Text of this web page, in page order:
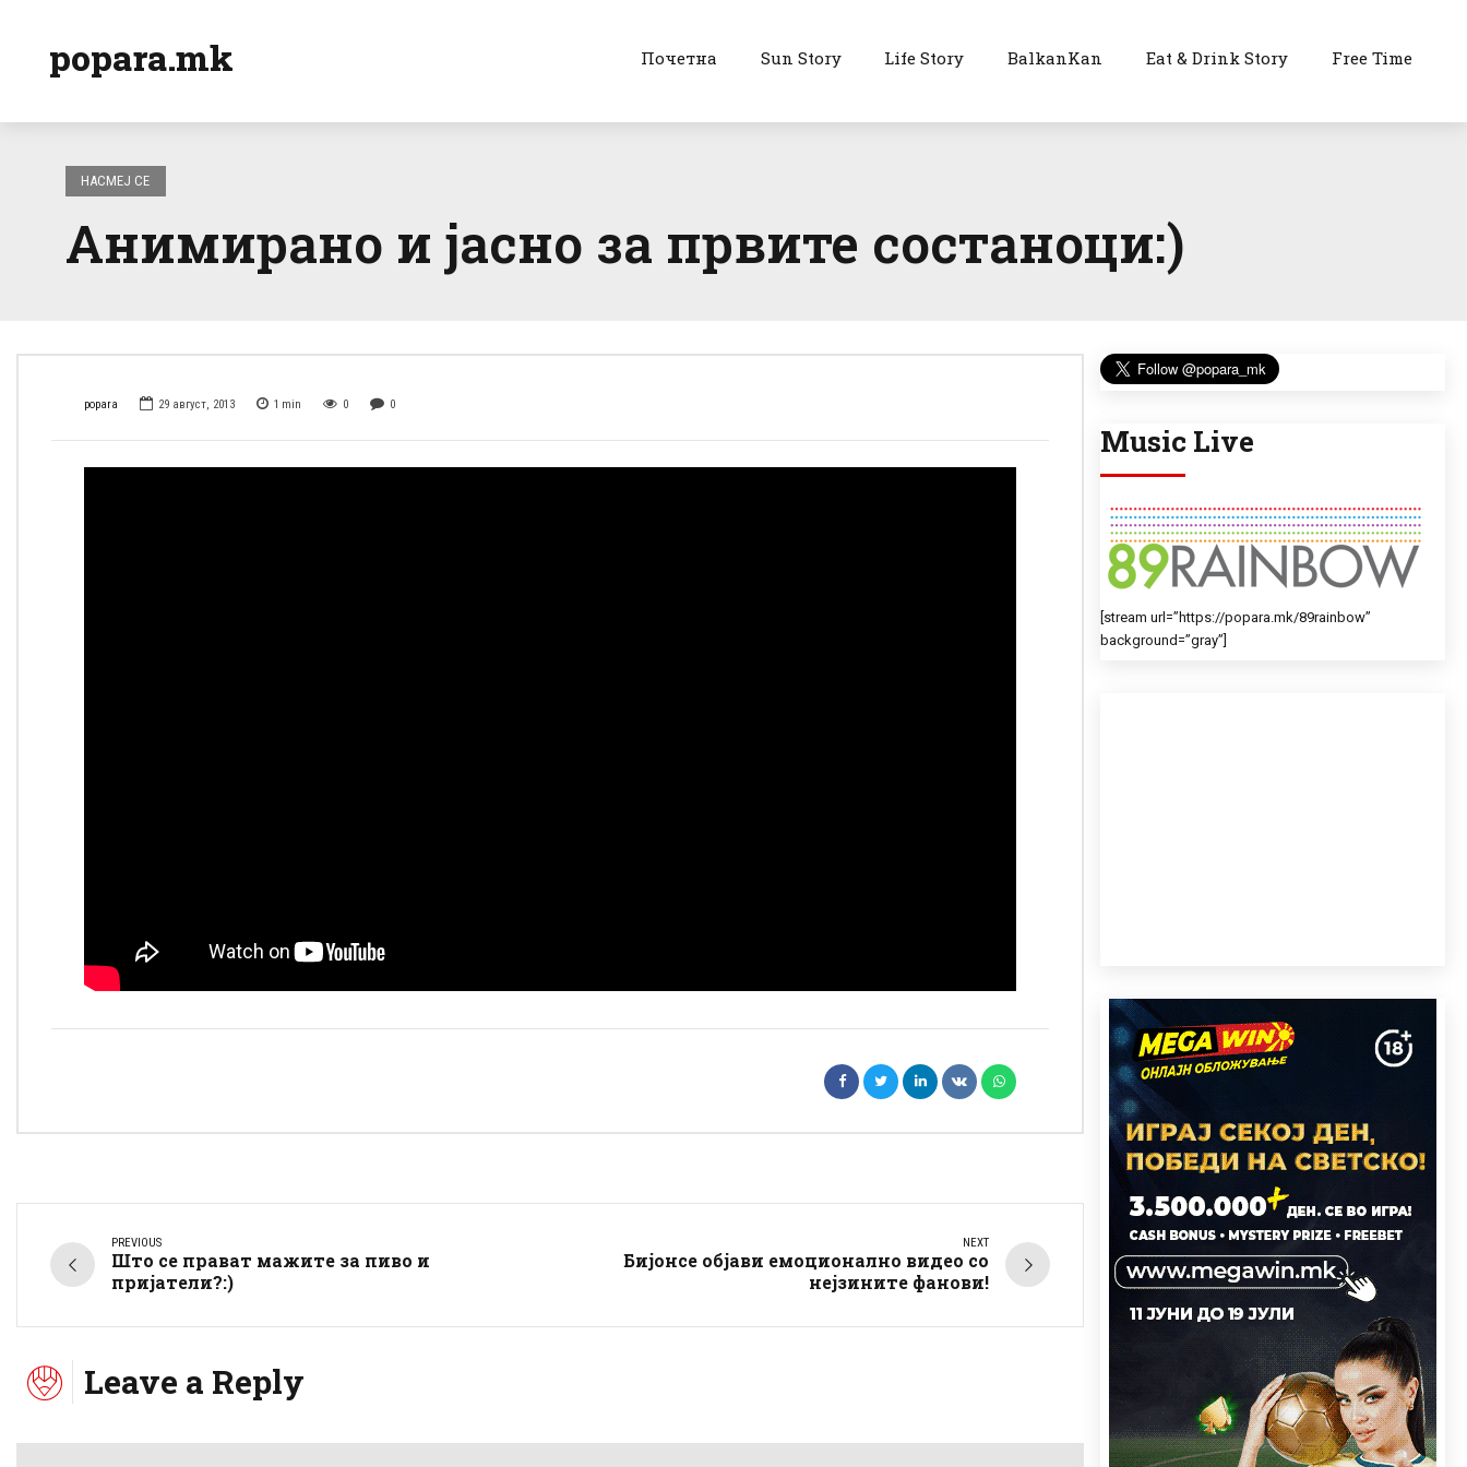
popara.mk Почетна Sun Story Life Story BalkanKan Eat & Drink Story Free Time
НАСМЕЈ СЕ
Анимирано и јасно за првите состаноци:)
popara 29 август, 2013 1 min 0 0
PREVIOUS
Што се прават мажите за пиво и
пријатели?:)
NEXT
Бијонсе објави емоционално видео со
нејзините фанови!
Leave a Reply
Music Live
[stream url=”https://popara.mk/89rainbow”
background=”gray”]